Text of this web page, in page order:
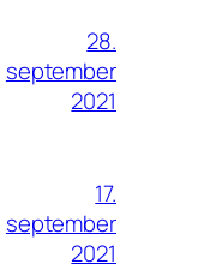
28.
september
2021
17.
september
2021